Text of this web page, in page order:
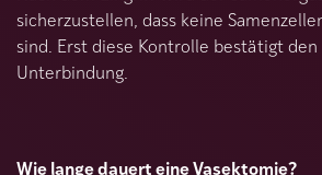
sicherzustellen, dass keine
sind. Erst diese Kontrolle bestätigt
Unterbindung.
Wie lange dauert eine Vasektomie?